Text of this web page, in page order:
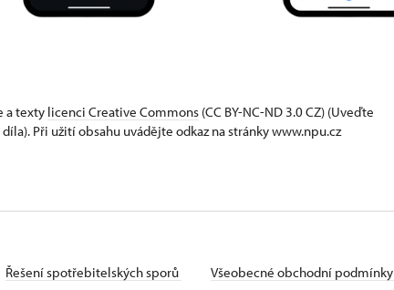
a texty licenci Creative Commons (CC BY-NC-ND 3.0 CZ) (Uveďte
Při užití obsahu uvádějte odkaz na stránky www.npu.cz
Řešení spotřebitelských sporů Všeobecné obchodní podmínky